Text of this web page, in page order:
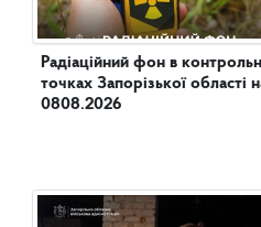
Радіаційний фон в
точках Запорізької області
0808.2026